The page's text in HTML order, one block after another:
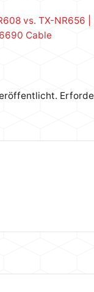
vs. TX-NR656
Cable